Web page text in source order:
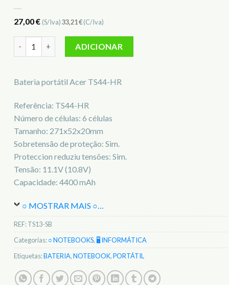
27,00€ (S/Iva)33,21€(C/Iva)
ADICIONAR
Bateria portátil Acer TS44-HR
Referência: TS44-HR
Número de células: 6 células
Tamanho: 271x52x20mm
Sobretensão de proteção: Sim.
Proteccion reduziu tensões: Sim.
Tensão: 11.1V (10.8V)
Capacidade: 4400 mAh
○ MOSTRAR MAIS ○…
REF:TS13-SB
Categorias:○ NOTEBOOKS, 🖥️ INFORMÁTICA
Etiquetas:BATERIA,NOTEBOOK,PORTÁTIL